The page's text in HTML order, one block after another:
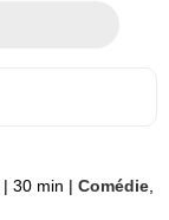
| 30 min | Comédie